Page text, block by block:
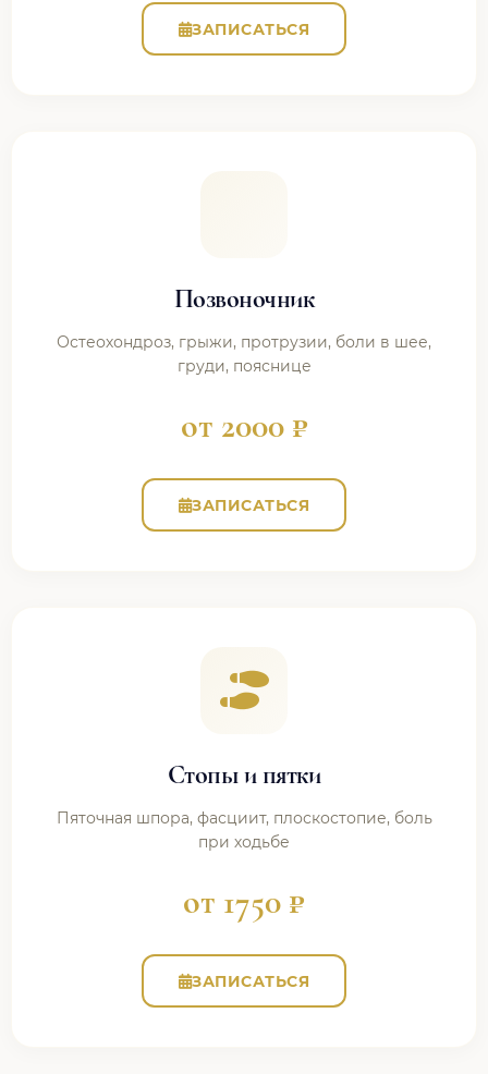
ЗАПИСАТЬСЯ
Позвоночник
Остеохондроз, грыжи, протрузии, боли в шее,
груди, пояснице
от 2000 ₽
ЗАПИСАТЬСЯ
Стопы и пятки
Пяточная шпора, фасциит, плоскостопие, боль
при ходьбе
от 1750 ₽
ЗАПИСАТЬСЯ